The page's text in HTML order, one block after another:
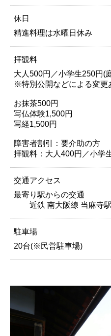
休日
精進料理は水曜日休み
拝観料
大人500円／小学生250円(
※特別公開などによる変更
お抹茶500円
写仏体験1,500円
写経1,500円
障害者割引：要介助の方
拝観料：大人400円／小学
交通アクセス
最寄り駅からの交通
近鉄 南大阪線 当麻寺駅
駐車場
20台(※民営駐車場)